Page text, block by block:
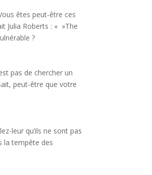
êtes peut-être ces
Julia Roberts : « »The
?
pas de chercher un
peut-être que votre
leur qu’ils ne sont pas
la tempête des